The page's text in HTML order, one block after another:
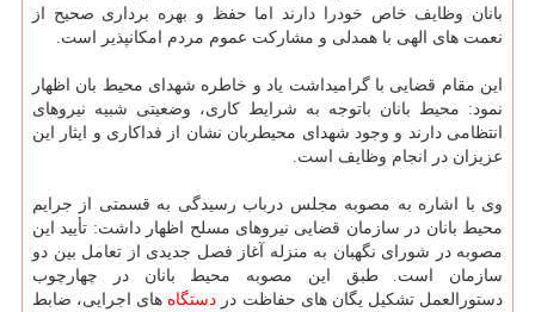
بانان وظایف خاص خودرا دارند اما حفظ و بهره برداری صحیح از
نعمت های الهی با همدلی و مشارکت عموم مردم امکانپذیر است.
این مقام قضایی با گرامیداشت یاد و خاطره شهدای محیط بان اظهار
نمود: محیط بانان باتوجه به شرایط کاری، وضعیتی شبیه نیروهای
انتظامی دارند و وجود شهدای محیطربان نشان از فداکاری و ایثار این
عزیزان در انجام وظایف است.
وی با اشاره به مصوبه مجلس درباب رسیدگی به قسمتی از جرایم
محیط بانان در سازمان قضایی نیروهای مسلح اظهار داشت: تأیید این
مصوبه در شورای نگهبان به منزله آغاز فصل جدیدی از تعامل بین دو
سازمان است. طبق این مصوبه محیط بانان در چهارچوب
دستورالعمل تشکیل یگان های حفاظت در دستگاه های اجرایی، ضابط